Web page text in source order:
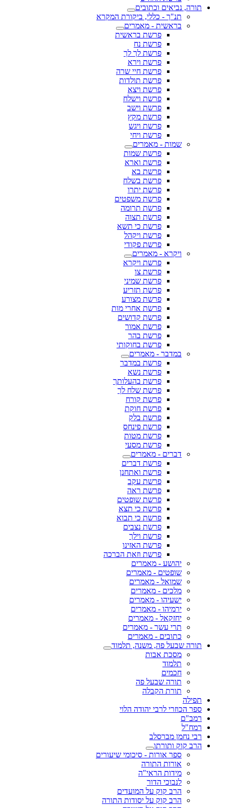
תורה, נביאים וכתובים
תנ"ך - כללי, ביקורת המקרא
בראשית - מאמרים
פרשת בראשית
פרשת נח
פרשת לך לך
פרשת וירא
פרשת חיי שרה
פרשת תולדות
פרשת ויצא
פרשת וישלח
פרשת וישב
פרשת מקץ
פרשת ויגש
פרשת ויחי
שמות - מאמרים
פרשת שמות
פרשת וארא
פרשת בא
פרשת בשלח
פרשת יתרו
פרשת משפטים
פרשת תרומה
פרשת תצוה
פרשת כי תשא
פרשת ויקהל
פרשת פקודי
ויקרא - מאמרים
פרשת ויקרא
פרשת צו
פרשת שמיני
פרשת תזריע
פרשת מצורע
פרשת אחרי מות
פרשת קדושים
פרשת אמור
פרשת בהר
פרשת בחוקותי
במדבר - מאמרים
פרשת במדבר
פרשת נשא
פרשת בהעלותך
פרשת שלח לך
פרשת קורח
פרשת חוקת
פרשת בלק
פרשת פינחס
פרשת מטות
פרשת מסעי
דברים - מאמרים
פרשת דברים
פרשת ואתחנן
פרשת עקב
פרשת ראה
פרשת שופטים
פרשת כי תצא
פרשת כי תבוא
פרשת נצבים
פרשת וילך
פרשת האזינו
פרשת וזאת הברכה
יהושע - מאמרים
שופטים - מאמרים
שמואל - מאמרים
מלכים - מאמרים
ישעיהו - מאמרים
ירמיהו - מאמרים
יחזקאל - מאמרים
תרי עשר - מאמרים
כתובים - מאמרים
תורה שבעל פה, משנה, תלמוד
מסכת אבות
תלמוד
חכמים
תורה שבעל פה
תורת הקבלה
תפילה
ספר הכוזרי לרבי יהודה הלוי
רמב"ם
רמח"ל
רבי נחמן מברסלב
הרב קוק ותורתו
ספר אורות - סיכומי שיעורים
אורות התורה
מידות הראי"ה
לנבוכי הדור
הרב קוק על המועדים
הרב קוק על יסודות התורה